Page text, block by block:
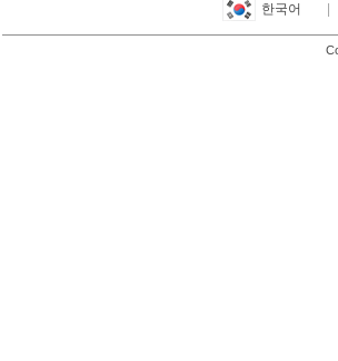
한국어